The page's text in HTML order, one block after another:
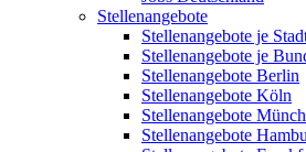
Stellenangebote
Stellenangebote je
Stellenangebote je
Stellenangebote Berlin
Stellenangebote Köln
Stellenangebote
Stellenangebote